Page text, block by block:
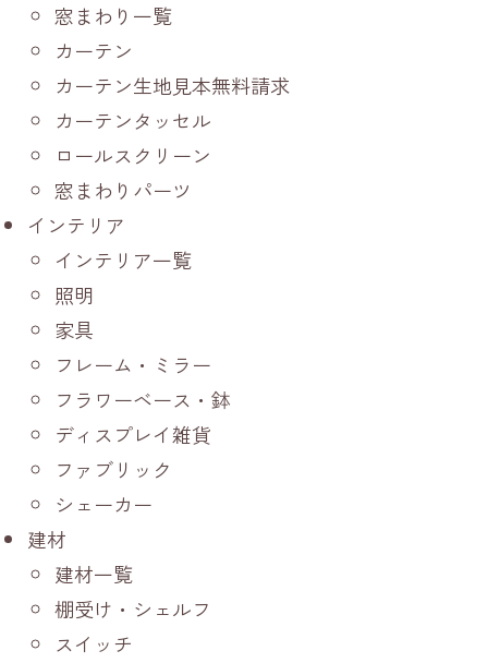
窓まわり一覧
カーテン
カーテン生地見本無料請求
カーテンタッセル
ロールスクリーン
窓まわりパーツ
インテリア
インテリア一覧
照明
家具
フレーム・ミラー
フラワーベース・鉢
ディスプレイ雑貨
ファブリック
シェーカー
建材
建材一覧
棚受け・シェルフ
スイッチ